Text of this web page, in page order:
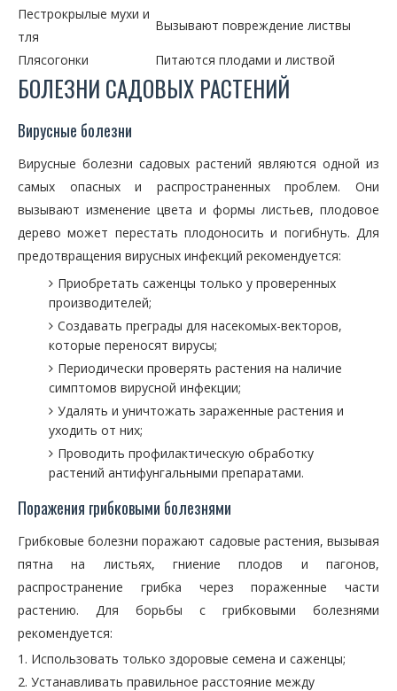
Пестрокрылые мухи и
тля
Вызывают повреждение листвы
Плясогонки Питаются плодами и листвой
БОЛЕЗНИ САДОВЫХ РАСТЕНИЙ
Вирусные болезни
Вирусные болезни садовых растений являются одной из
самых опасных и распространенных проблем. Они
вызывают изменение цвета и формы листьев, плодовое
дерево может перестать плодоносить и погибнуть. Для
предотвращения вирусных инфекций рекомендуется:
Приобретать саженцы только у проверенных
производителей;
Создавать преграды для насекомых-векторов,
которые переносят вирусы;
Периодически проверять растения на наличие
симптомов вирусной инфекции;
Удалять и уничтожать зараженные растения и
уходить от них;
Проводить профилактическую обработку
растений антифунгальными препаратами.
Поражения грибковыми болезнями
Грибковые болезни поражают садовые растения, вызывая
пятна на листьях, гниение плодов и пагонов,
распространение грибка через пораженные части
растению. Для борьбы с грибковыми болезнями
рекомендуется:
Использовать только здоровые семена и саженцы;
Устанавливать правильное расстояние между